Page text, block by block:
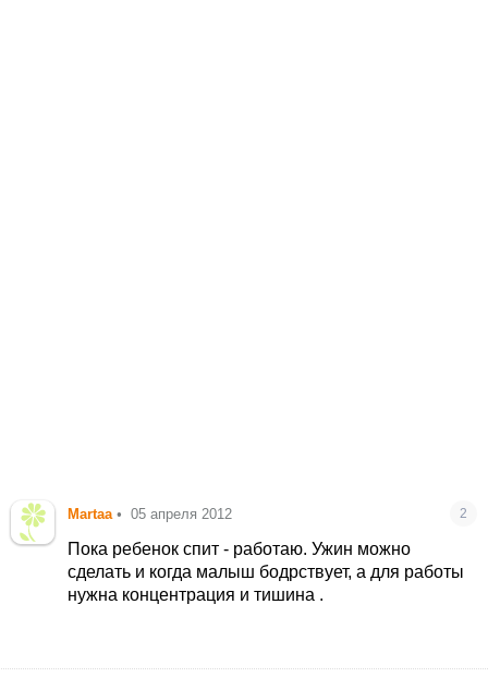
Martaa • 05 апреля 2012 2
Пока ребенок спит - работаю. Ужин можно
сделать и когда малыш бодрствует, а для работы
нужна концентрация и тишина .